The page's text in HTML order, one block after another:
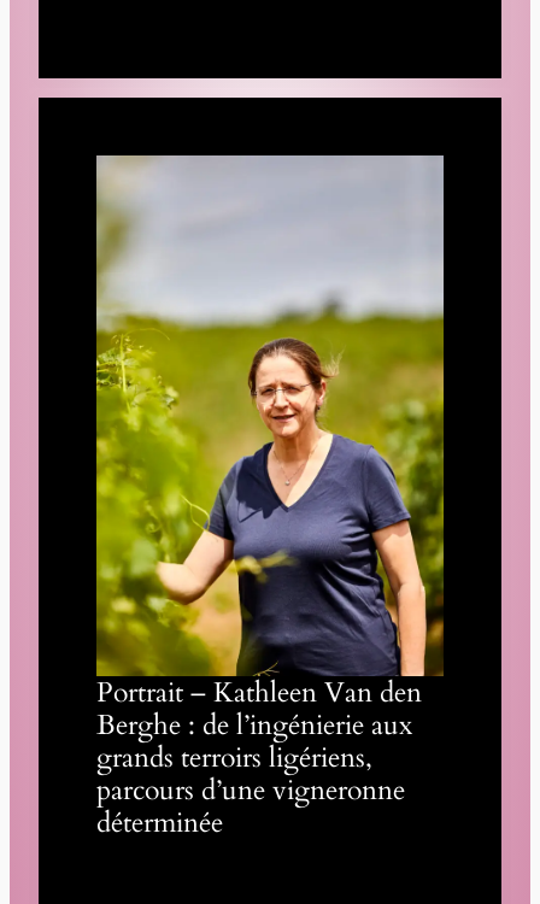
Portrait – Kathleen Van den
Berghe : de l’ingénierie aux
grands terroirs ligériens,
parcours d’une vigneronne
déterminée